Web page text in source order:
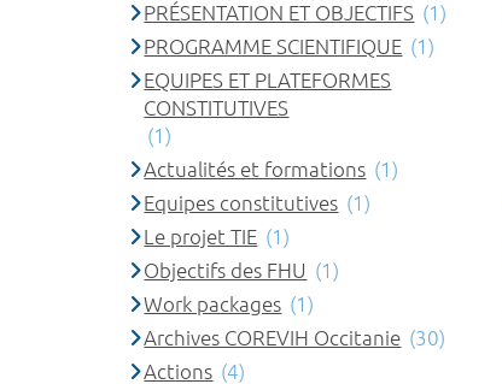
PRÉSENTATION ET OBJECTIFS (1)
PROGRAMME SCIENTIFIQUE (1)
EQUIPES ET PLATEFORMES
CONSTITUTIVES
(1)
Actualités et formations (1)
Equipes constitutives (1)
Le projet TIE (1)
Objectifs des FHU (1)
Work packages (1)
Archives COREVIH Occitanie (30)
Actions (4)